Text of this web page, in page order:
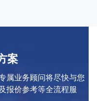
案
属业务顾问将尽快与您
报价参考等全流程服